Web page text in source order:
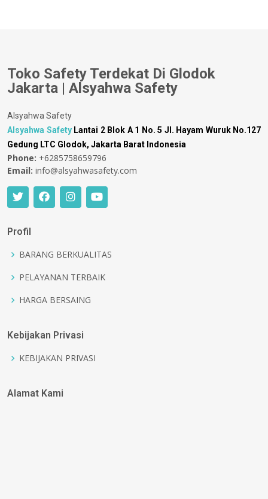
Toko Safety Terdekat Di Glodok
Jakarta | Alsyahwa Safety
Alsyahwa Safety
Alsyahwa Safety Lantai 2 Blok A 1 No. 5 Jl. Hayam Wuruk No.127
Gedung LTC Glodok, Jakarta Barat Indonesia
Phone: +6285758659796
Email: info@alsyahwasafety.com
Profil
BARANG BERKUALITAS
PELAYANAN TERBAIK
HARGA BERSAING
Kebijakan Privasi
KEBIJAKAN PRIVASI
Alamat Kami